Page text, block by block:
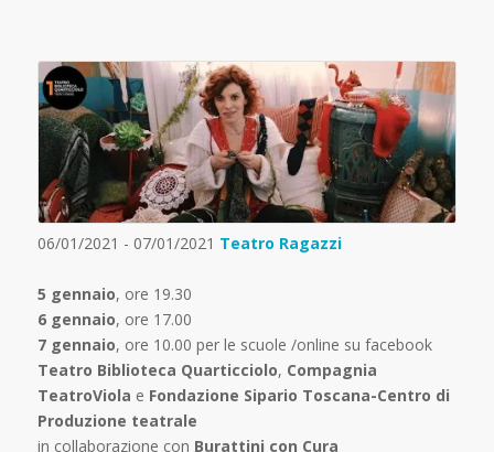
06/01/2021 - 07/01/2021 Teatro Ragazzi
5 gennaio, ore 19.30
6 gennaio, ore 17.00
7 gennaio, ore 10.00 per le scuole /online su facebook
Teatro Biblioteca Quarticciolo, Compagnia
TeatroViola e Fondazione Sipario Toscana-Centro di
Produzione teatrale
in collaborazione con Burattini con Cura